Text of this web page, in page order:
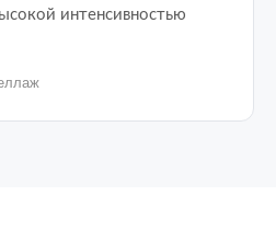
интенсивностью